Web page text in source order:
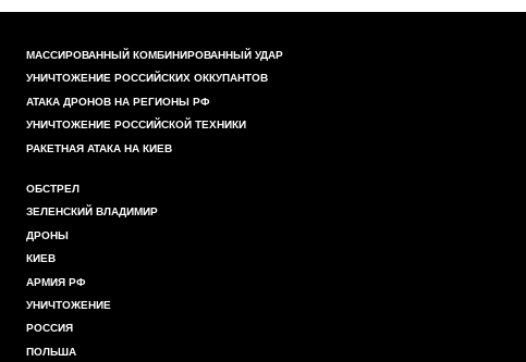
МАССИРОВАННЫЙ КОМБИНИРОВАННЫЙ УДАР
УНИЧТОЖЕНИЕ РОССИЙСКИХ ОККУПАНТОВ
АТАКА ДРОНОВ НА РЕГИОНЫ РФ
УНИЧТОЖЕНИЕ РОССИЙСКОЙ ТЕХНИКИ
РАКЕТНАЯ АТАКА НА КИЕВ
ОБСТРЕЛ
ЗЕЛЕНСКИЙ ВЛАДИМИР
ДРОНЫ
КИЕВ
АРМИЯ РФ
УНИЧТОЖЕНИЕ
РОССИЯ
ПОЛЬША